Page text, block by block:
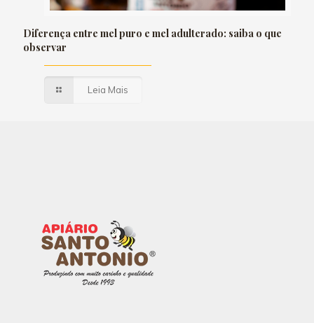
Diferença entre mel puro e mel adulterado: saiba o que
observar
Leia Mais